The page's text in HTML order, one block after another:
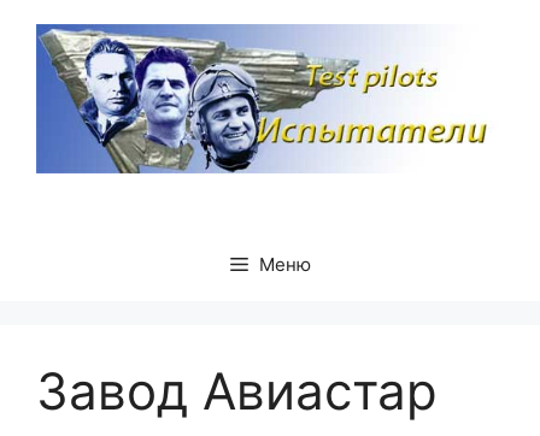
содержимому
Меню
Завод Авиастар